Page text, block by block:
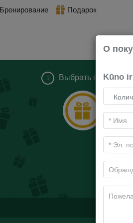
Бронирование Подарок
1 Выбрать подарок
О
Kūno